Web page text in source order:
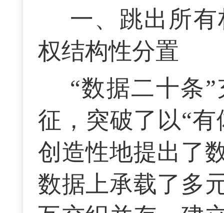
一、跳出所
权结构性分置
“数据二十条
征，突破了以“
创造性地提出了
数据上承载了多